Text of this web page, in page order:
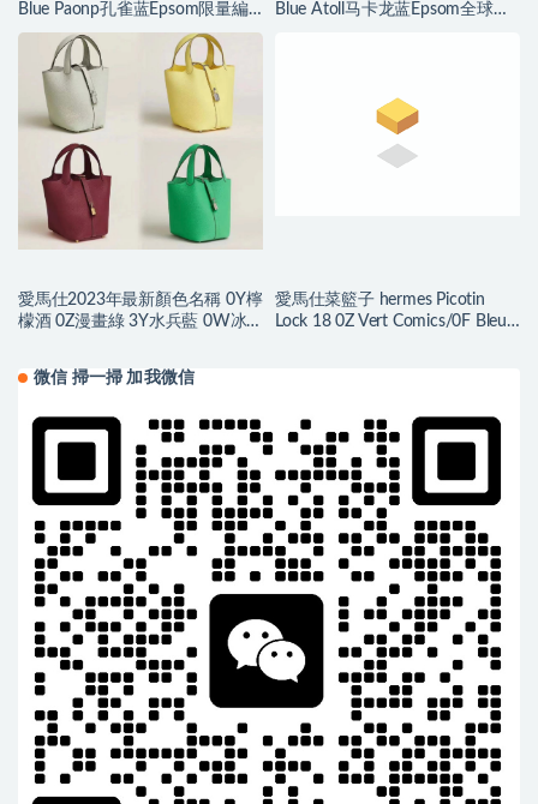
Blue Paonp孔雀蓝Epsom限量編
織手柄
Blue Atoll马卡龙蓝Epsom全球限
愛馬仕2023年最新顏色名稱 0Y檸
檬酒 0Z漫畫綠 3Y水兵藍 0W冰
愛馬仕菜籃子 hermes Picotin
Lock 18 0Z Vert Comics/0F Bleu
微信 掃一掃 加我微信